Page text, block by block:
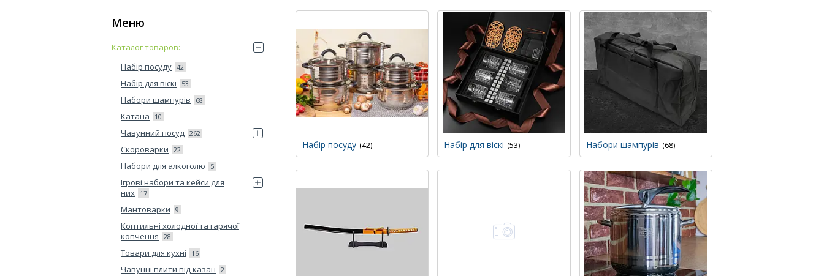
Набір посуду 42 Набір для віскі 53 Набори шампурів 68
Каталог товаров:
Набір посуду 42
Набір для віскі 53
Набори шампурів 68
Катана 10
Чавунний посуд 262
Скороварки 22
Набори для алкоголю 5
Ігрові набори та кейси для
них 17
Мантоварки 9
Коптильні холодної та гарячої
копчення 28
Товари для кухні 16
Чавунні плити під казан 2